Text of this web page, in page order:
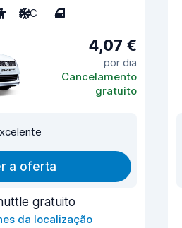
A/C 4
4,07 €
por dia
Cancelamento
gratuito
a oferta
gratuito
da localização